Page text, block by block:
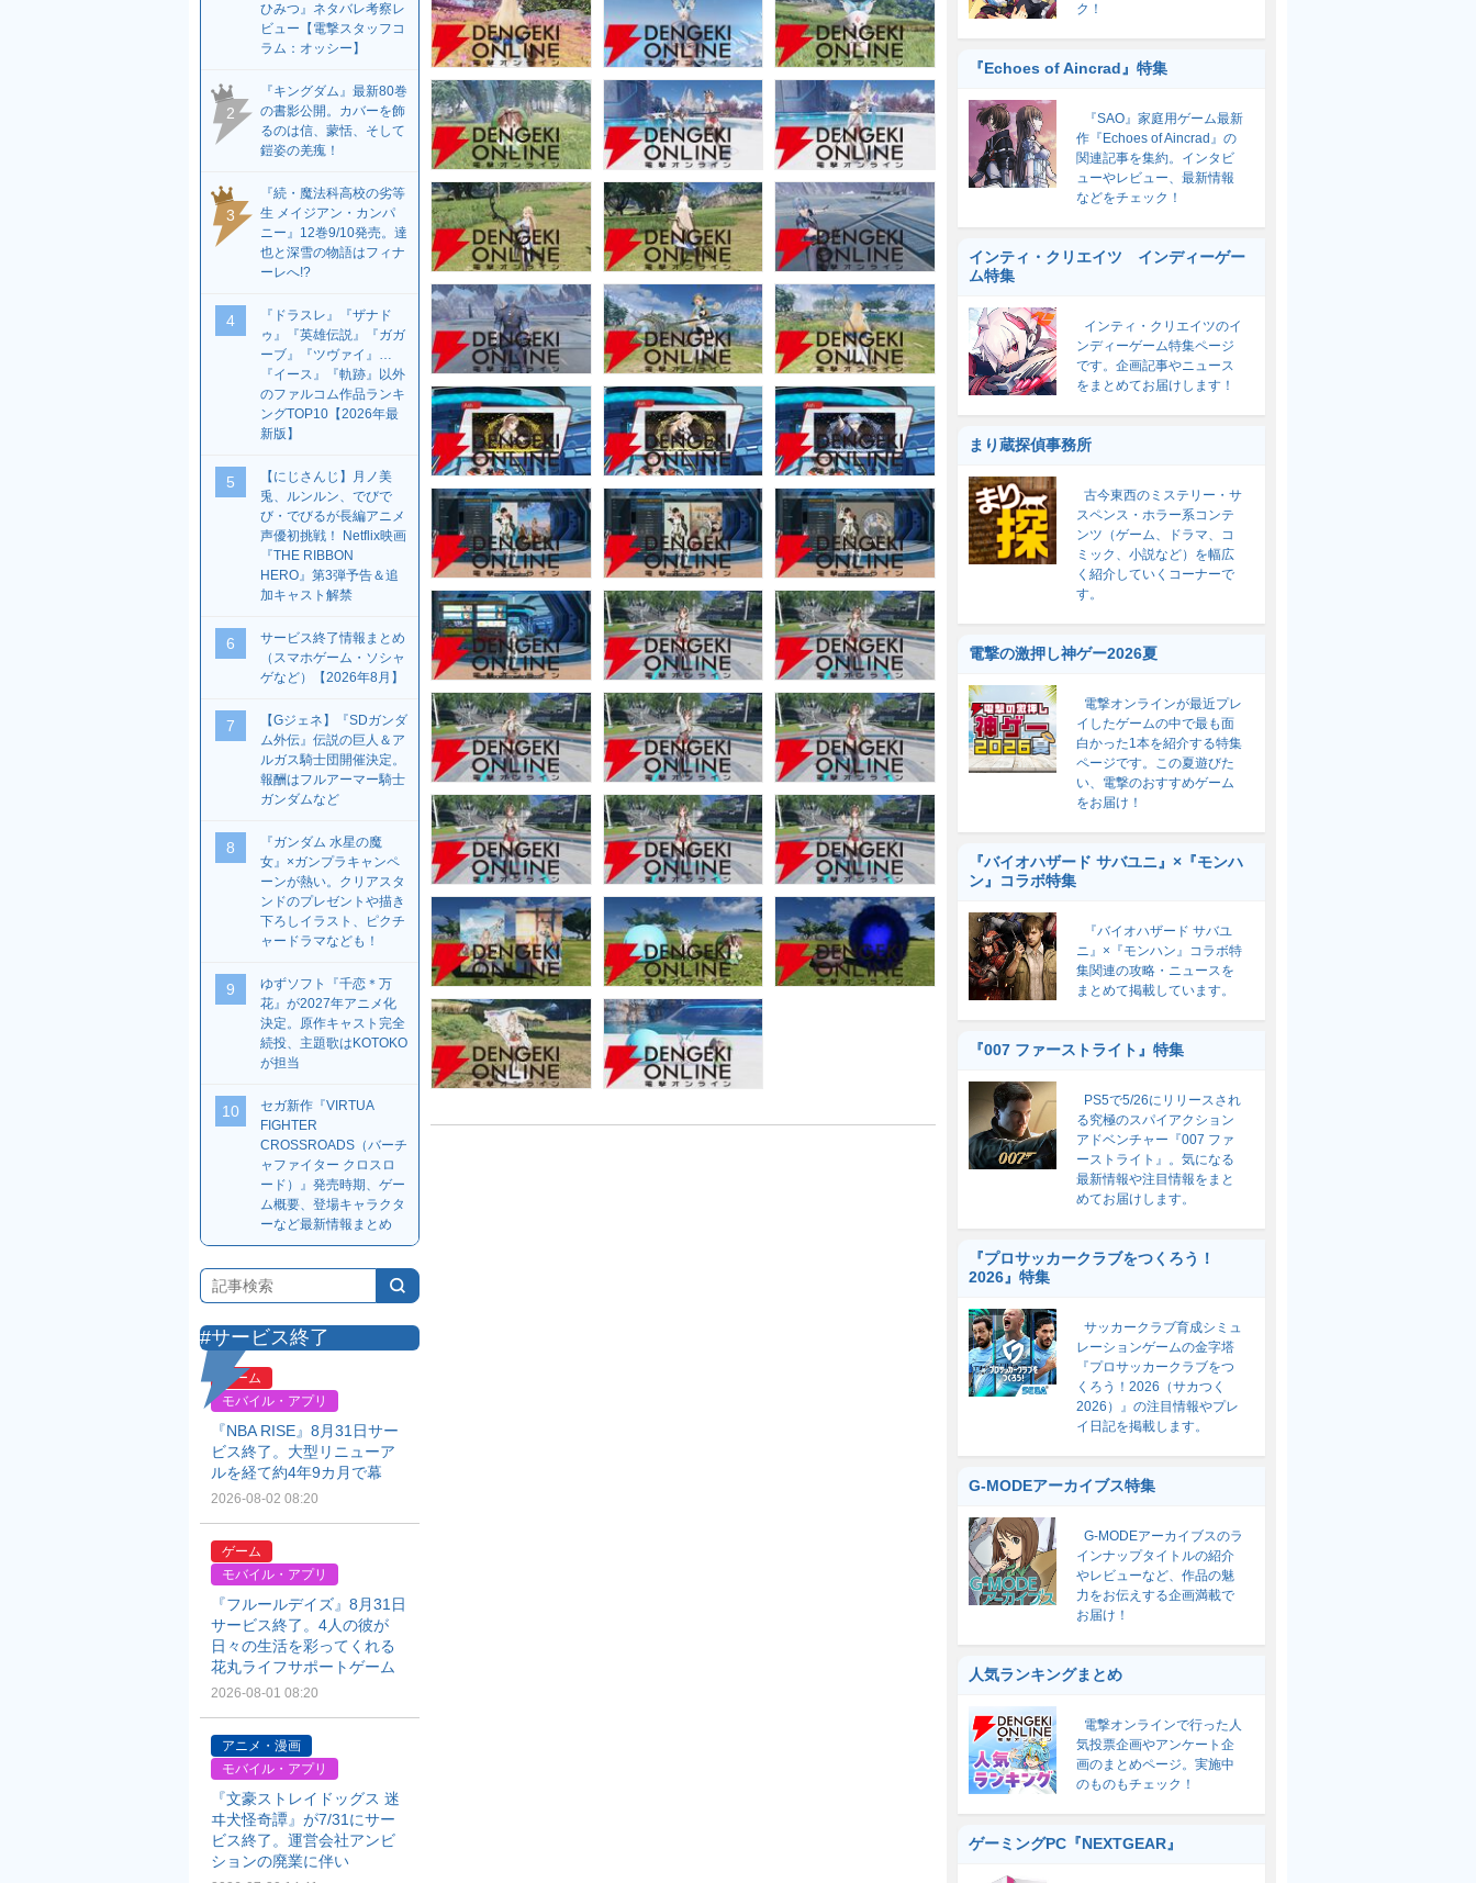
ひみつ』ネタバレ考察レ
ビュー【電撃スタッフコ
ラム：オッシー】
2
『キングダム』最新80巻
の書影公開。カバーを飾
るのは信、蒙恬、そして
鎧姿の羌瘣！
3
『続・魔法科高校の劣等
生 メイジアン・カンパ
ニー』12巻9/10発売。達
也と深雪の物語はフィナ
ーレへ!?
4
『ドラスレ』『ザナド
ゥ』『英雄伝説』『ガガ
ーブ』『ツヴァイ』…
『イース』『軌跡』以外
のファルコム作品ランキ
ングTOP10【2026年最
新版】
5
【にじさんじ】月ノ美
兎、ルンルン、でびで
び・でびるが長編アニメ
声優初挑戦！ Netflix映画
『THE RIBBON
HERO』第3弾予告＆追
加キャスト解禁
6
サービス終了情報まとめ
（スマホゲーム・ソシャ
ゲなど）【2026年8月】
7
【Gジェネ】『SDガンダ
ム外伝』伝説の巨人＆ア
ルガス騎士団開催決定。
報酬はフルアーマー騎士
ガンダムなど
8
『ガンダム 水星の魔
女』×ガンプラキャンペ
ーンが熱い。クリアスタ
ンドのプレゼントや描き
下ろしイラスト、ピクチ
ャードラマなども！
9
ゆずソフト『千恋＊万
花』が2027年アニメ化
決定。原作キャスト完全
続投、主題歌はKOTOKO
が担当
10
セガ新作『VIRTUA
FIGHTER
CROSSROADS（バーチ
ャファイター クロスロ
ード）』発売時期、ゲー
ム概要、登場キャラクタ
ーなど最新情報まとめ
#サービス終了
ゲーム
モバイル・アプリ
『NBA RISE』8月31日サー
ビス終了。大型リニューア
ルを経て約4年9カ月で幕
2026-08-02 08:20
ゲーム
モバイル・アプリ
『フルールデイズ』8月31日
サービス終了。4人の彼が
日々の生活を彩ってくれる
花丸ライフサポートゲーム
2026-08-01 08:20
アニメ・漫画
モバイル・アプリ
『文豪ストレイドッグス 迷
ヰ犬怪奇譚』が7/31にサー
ビス終了。運営会社アンビ
ションの廃業に伴い
ク！
『Echoes of Aincrad』特集
『SAO』家庭用ゲーム最新
作『Echoes of Aincrad』の
関連記事を集約。インタビ
ューやレビュー、最新情報
などをチェック！
インティ・クリエイツ インディーゲー
ム特集
インティ・クリエイツのイ
ンディーゲーム特集ページ
です。企画記事やニュース
をまとめてお届けします！
まり蔵探偵事務所
古今東西のミステリー・サ
スペンス・ホラー系コンテ
ンツ（ゲーム、ドラマ、コ
ミック、小説など）を幅広
く紹介していくコーナーで
す。
電撃の激押し神ゲー2026夏
電撃オンラインが最近プレ
イしたゲームの中で最も面
白かった1本を紹介する特集
ページです。この夏遊びた
い、電撃のおすすめゲーム
をお届け！
『バイオハザード サバユニ』×『モンハ
ン』コラボ特集
『バイオハザード サバユ
ニ』×『モンハン』コラボ特
集関連の攻略・ニュースを
まとめて掲載しています。
『007 ファーストライト』特集
PS5で5/26にリリースされ
る究極のスパイアクション
アドベンチャー『007 ファ
ーストライト』。気になる
最新情報や注目情報をまと
めてお届けします。
『プロサッカークラブをつくろう！
2026』特集
サッカークラブ育成シミュ
レーションゲームの金字塔
『プロサッカークラブをつ
くろう！2026（サカつく
2026）』の注目情報やプレ
イ日記を掲載します。
G-MODEアーカイブス特集
G-MODEアーカイブスのラ
インナップタイトルの紹介
やレビューなど、作品の魅
力をお伝えする企画満載で
お届け！
人気ランキングまとめ
電撃オンラインで行った人
気投票企画やアンケート企
画のまとめページ。実施中
のものもチェック！
ゲーミングPC『NEXTGEAR』